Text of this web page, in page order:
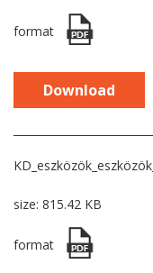
format
Download
size: 815.42 KB
format